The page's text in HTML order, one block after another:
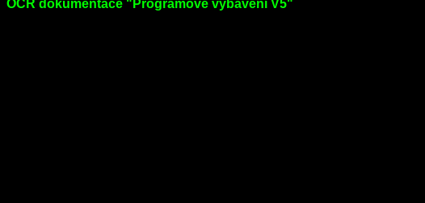
OCR dokumentace "Programové vybavení V5"